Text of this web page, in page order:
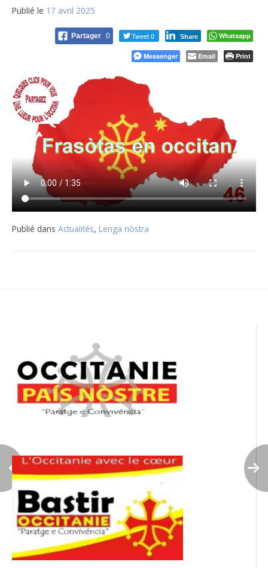
Publié le 17 avril 2025
Partager 0 Tweet 0 Share Whatsapp
Messenger Email Print
Publié dans Actualités, Lenga nòstra